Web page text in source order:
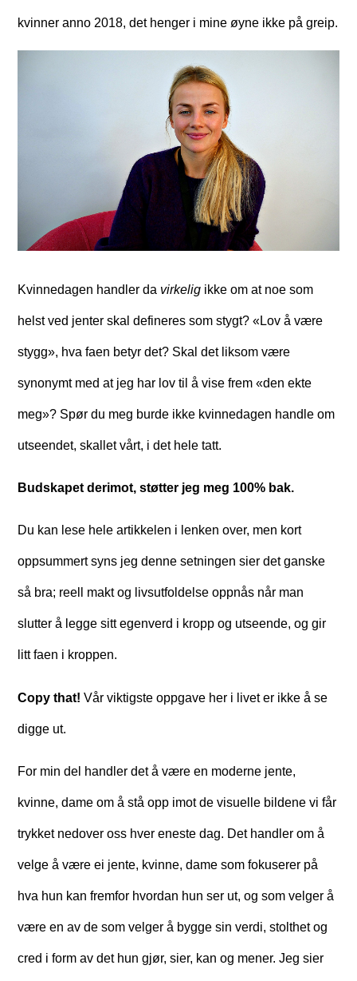
kvinner anno 2018, det henger i mine øyne ikke på greip.
Kvinnedagen handler da virkelig ikke om at noe som
helst ved jenter skal defineres som stygt? «Lov å være
stygg», hva faen betyr det? Skal det liksom være
synonymt med at jeg har lov til å vise frem «den ekte
meg»? Spør du meg burde ikke kvinnedagen handle om
utseendet, skallet vårt, i det hele tatt.
Budskapet derimot, støtter jeg meg 100% bak.
Du kan lese hele artikkelen i lenken over, men kort
oppsummert syns jeg denne setningen sier det ganske
så bra; reell makt og livsutfoldelse oppnås når man
slutter å legge sitt egenverd i kropp og utseende, og gir
litt faen i kroppen.
Copy that! Vår viktigste oppgave her i livet er ikke å se
digge ut.
For min del handler det å være en moderne jente,
kvinne, dame om å stå opp imot de visuelle bildene vi får
trykket nedover oss hver eneste dag. Det handler om å
velge å være ei jente, kvinne, dame som fokuserer på
hva hun kan fremfor hvordan hun ser ut, og som velger å
være en av de som velger å bygge sin verdi, stolthet og
cred i form av det hun gjør, sier, kan og mener. Jeg sier